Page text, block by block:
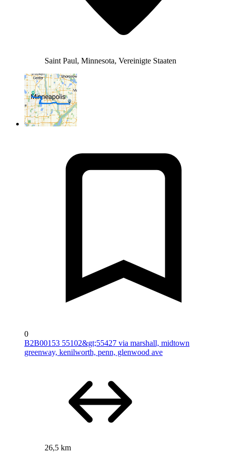
Saint Paul, Minnesota, Vereinigte Staaten
0
B2B00153 55102&gt;55427 via marshall, midtown
greenway, kenilworth, penn, glenwood ave
26,5 km